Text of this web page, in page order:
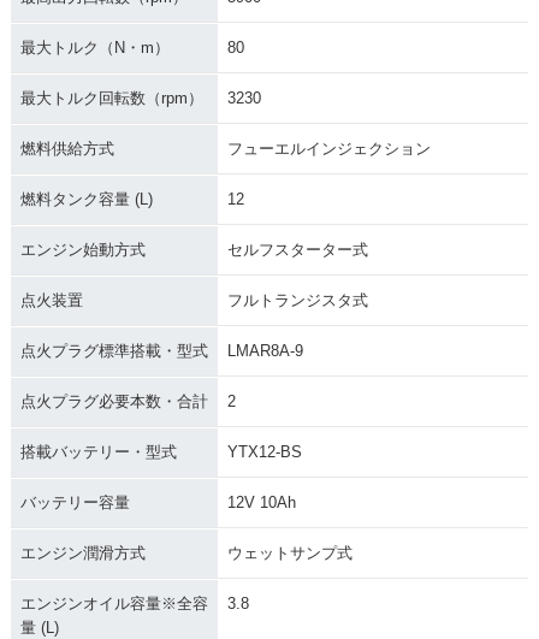
最大トルク（N・m） 80
最大トルク回転数（rpm） 3230
燃料供給方式 フューエルインジェクション
燃料タンク容量 (L) 12
エンジン始動方式 セルフスターター式
点火装置 フルトランジスタ式
点火プラグ標準搭載・型式 LMAR8A-9
点火プラグ必要本数・合計 2
搭載バッテリー・型式 YTX12-BS
バッテリー容量 12V 10Ah
エンジン潤滑方式 ウェットサンプ式
エンジンオイル容量※全容
量 (L)
3.8